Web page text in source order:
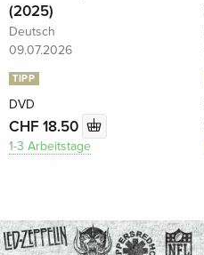
(2025)
Deutsch
09.07.2026
TIPP
DVD
CHF 18.50
1-3 Arbeitstage